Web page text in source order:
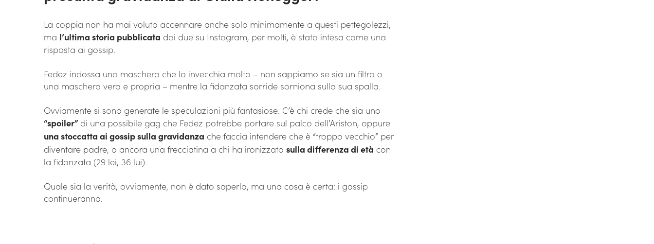
La coppia non ha mai voluto accennare anche solo minimamente a questi pettegolezzi,
ma l’ultima storia pubblicata dai due su Instagram, per molti, è stata intesa come una
risposta ai gossip.
Fedez indossa una maschera che lo invecchia molto – non sappiamo se sia un filtro o
una maschera vera e propria – mentre la fidanzata sorride sorniona sulla sua spalla.
Ovviamente si sono generate le speculazioni più fantasiose. C’è chi crede che sia uno
“spoiler” di una possibile gag che Fedez potrebbe portare sul palco dell’Ariston, oppure
una stoccatta ai gossip sulla gravidanza che faccia intendere che è “troppo vecchio” per
diventare padre, o ancora una frecciatina a chi ha ironizzato sulla differenza di età con
la fidanzata (29 lei, 36 lui).
Quale sia la verità, ovviamente, non è dato saperlo, ma una cosa è certa: i gossip
continueranno.